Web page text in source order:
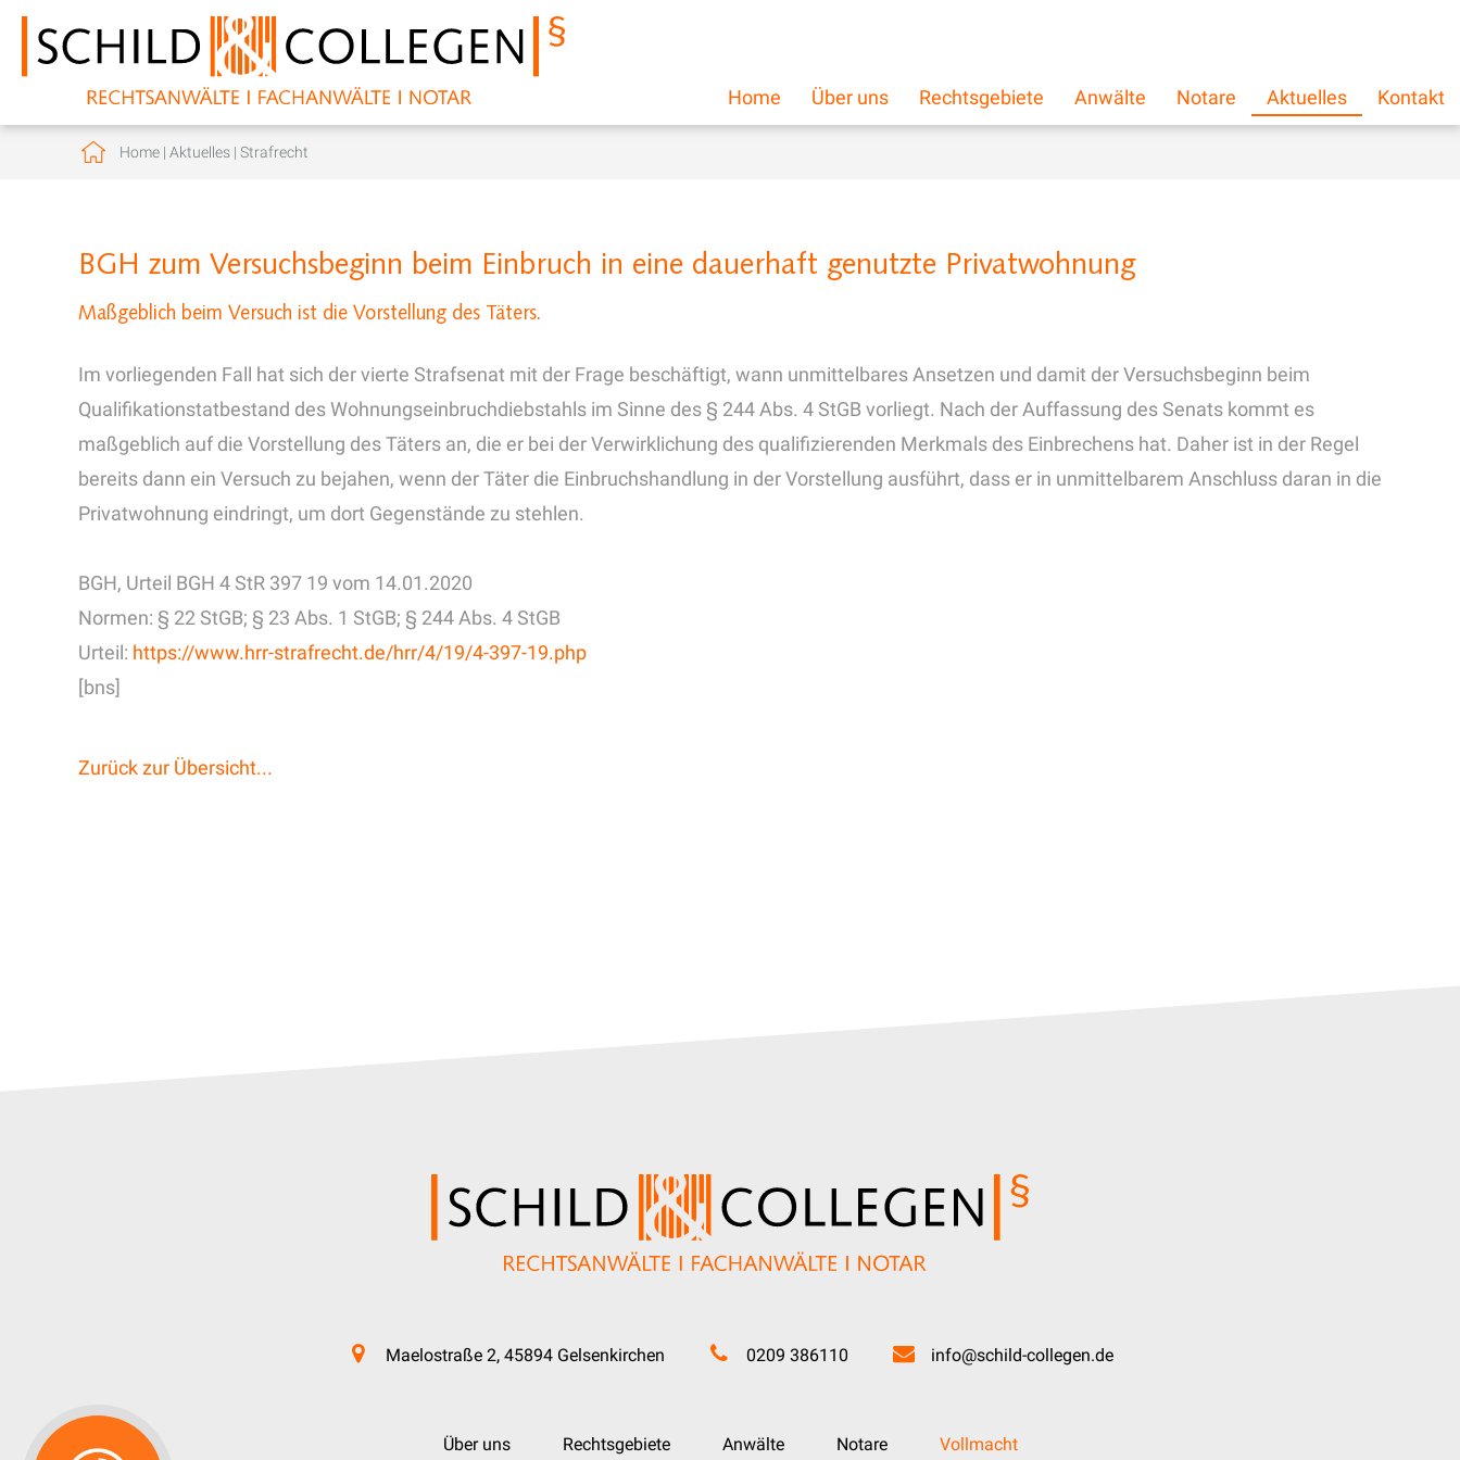
Home Über uns Rechtsgebiete Anwälte Notare Aktuelles Kontakt
Home| Aktuelles| Strafrecht
BGH zum Versuchsbeginn beim Einbruch in eine dauerhaft genutzte Privatwohnung
Maßgeblich beim Versuch ist die Vorstellung des Täters.
Im vorliegenden Fall hat sich der vierte Strafsenat mit der Frage beschäftigt, wann unmittelbares Ansetzen und damit der Versuchsbeginn beim
Qualifikationstatbestand des Wohnungseinbruchdiebstahls im Sinne des § 244 Abs. 4 StGB vorliegt. Nach der Auffassung des Senats kommt es
maßgeblich auf die Vorstellung des Täters an, die er bei der Verwirklichung des qualifizierenden Merkmals des Einbrechens hat. Daher ist in der Regel
bereits dann ein Versuch zu bejahen, wenn der Täter die Einbruchshandlung in der Vorstellung ausführt, dass er in unmittelbarem Anschluss daran in die
Privatwohnung eindringt, um dort Gegenstände zu stehlen.
BGH, Urteil BGH 4 StR 397 19 vom 14.01.2020
Normen: § 22 StGB; § 23 Abs. 1 StGB; § 244 Abs. 4 StGB
Urteil: https://www.hrr-strafrecht.de/hrr/4/19/4-397-19.php
[bns]
Zurück zur Übersicht...
Maelostraße 2, 45894 Gelsenkirchen 0209 386110 info@schild-collegen.de
Über uns Rechtsgebiete Anwälte Notare Vollmacht